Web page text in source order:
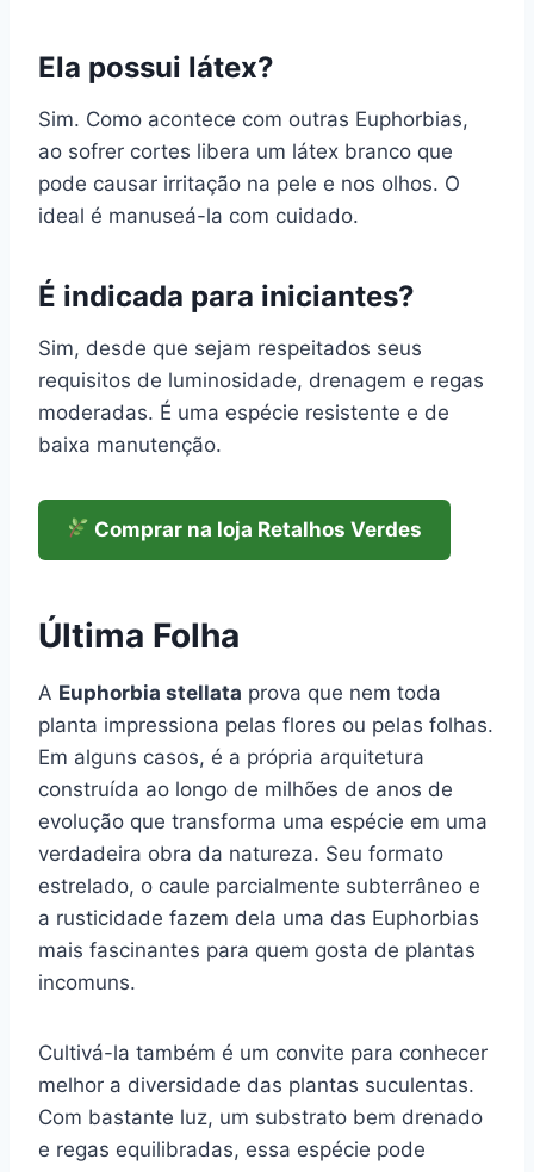
Ela possui látex?
Sim. Como acontece com outras Euphorbias,
ao sofrer cortes libera um látex branco que
pode causar irritação na pele e nos olhos. O
ideal é manuseá-la com cuidado.
É indicada para iniciantes?
Sim, desde que sejam respeitados seus
requisitos de luminosidade, drenagem e regas
moderadas. É uma espécie resistente e de
baixa manutenção.
Comprar na loja Retalhos Verdes
Última Folha
A Euphorbia stellata prova que nem toda
planta impressiona pelas flores ou pelas folhas.
Em alguns casos, é a própria arquitetura
construída ao longo de milhões de anos de
evolução que transforma uma espécie em uma
verdadeira obra da natureza. Seu formato
estrelado, o caule parcialmente subterrâneo e
a rusticidade fazem dela uma das Euphorbias
mais fascinantes para quem gosta de plantas
incomuns.
Cultivá-la também é um convite para conhecer
melhor a diversidade das plantas suculentas.
Com bastante luz, um substrato bem drenado
e regas equilibradas, essa espécie pode